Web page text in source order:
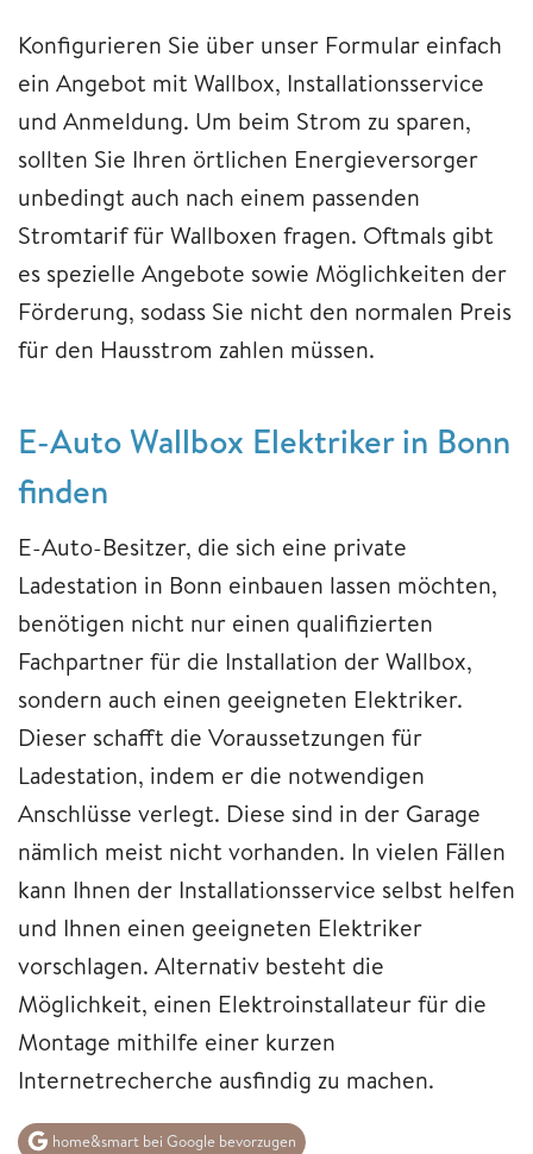
Konfigurieren Sie über unser Formular einfach
ein Angebot mit Wallbox, Installationsservice
und Anmeldung. Um beim Strom zu sparen,
sollten Sie Ihren örtlichen Energieversorger
unbedingt auch nach einem passenden
Stromtarif für Wallboxen fragen. Oftmals gibt
es spezielle Angebote sowie Möglichkeiten der
Förderung, sodass Sie nicht den normalen Preis
für den Hausstrom zahlen müssen.
E-Auto Wallbox Elektriker in Bonn
finden
E-Auto-Besitzer, die sich eine private
Ladestation in Bonn einbauen lassen möchten,
benötigen nicht nur einen qualifizierten
Fachpartner für die Installation der Wallbox,
sondern auch einen geeigneten Elektriker.
Dieser schafft die Voraussetzungen für
Ladestation, indem er die notwendigen
Anschlüsse verlegt. Diese sind in der Garage
nämlich meist nicht vorhanden. In vielen Fällen
kann Ihnen der Installationsservice selbst helfen
und Ihnen einen geeigneten Elektriker
vorschlagen. Alternativ besteht die
Möglichkeit, einen Elektroinstallateur für die
Montage mithilfe einer kurzen
Internetrecherche ausfindig zu machen.
home&smart bei Google bevorzugen